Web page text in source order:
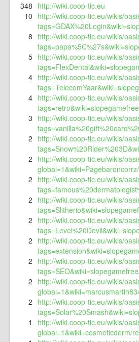
348 http://wiki.coop-tic.eu
10 http://wiki.coop-tic.eu/wikis/
8 http://wiki.coop-tic.eu/wikis/
5 http://wiki.coop-tic.eu/wikis/
4 http://wiki.coop-tic.eu/wikis/
4 http://wiki.coop-tic.eu/wikis/
3 http://wiki.coop-tic.eu/wikis/
2 http://wiki.coop-tic.eu/wikis/
2 http://wiki.coop-tic.eu/wikis/
2 http://wiki.coop-tic.eu/wikis/
2 http://wiki.coop-tic.eu/wikis/
2 http://wiki.coop-tic.eu/wikis/
2 http://wiki.coop-tic.eu/wikis/
2 http://wiki.coop-tic.eu/wikis/
2 http://wiki.coop-tic.eu/wikis/
2 http://wiki.coop-tic.eu/wikis/
1
http://wiki.coop-tic.eu/wikis/
global=1&wiki=cosmeticderm/